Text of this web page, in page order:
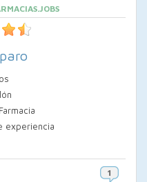
experiencia